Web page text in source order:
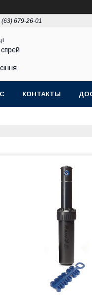
(63) 679-26-01
КОНТАКТЫ